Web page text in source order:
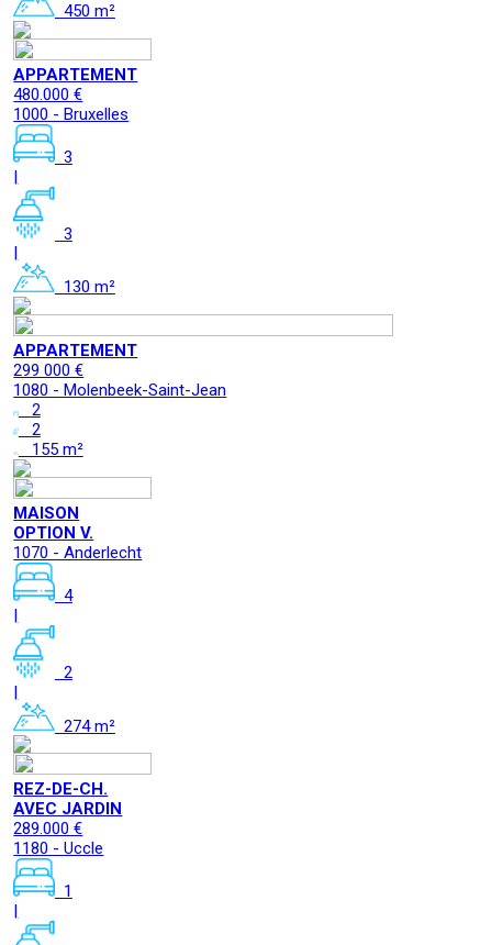
450 m²
APPARTEMENT
480.000 €
1000 - Bruxelles
3
|
3
130 m²
APPARTEMENT
299 000 €
1080 - Molenbeek-Saint-Jean
2
2
155 m²
MAISON
OPTION V.
1070 - Anderlecht
4
|
2
|
274 m²
REZ-DE-CH.
AVEC JARDIN
289.000 €
1180 - Uccle
1